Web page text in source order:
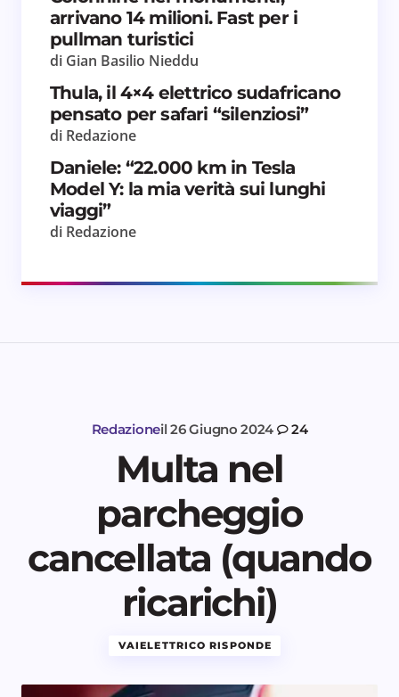
Invia commento
arrivano 14 milioni. Fast per i
pullman turistici
di Gian Basilio Nieddu
Thula, il 4×4 elettrico sudafricano
pensato per safari “silenziosi”
di Redazione
Daniele: “22.000 km in Tesla
Model Y: la mia verità sui lunghi
viaggi”
di Redazione
Redazioneil 26 Giugno 2024 24
Multa nel
parcheggio
cancellata (quando
ricarichi)
VAIELETTRICO RISPONDE